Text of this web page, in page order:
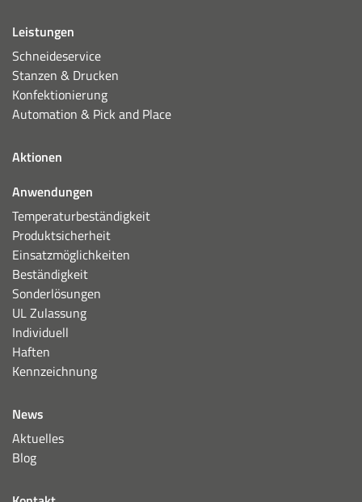
Leistungen
Schneideservice
Stanzen & Drucken
Konfektionierung
Automation & Pick and Place
Aktionen
Anwendungen
Temperaturbeständigkeit
Produktsicherheit
Einsatzmöglichkeiten
Beständigkeit
Sonderlösungen
UL Zulassung
Individuell
Haften
Kennzeichnung
News
Aktuelles
Blog